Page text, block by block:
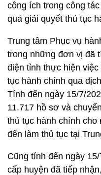
công ích trong công
quả giải quyết thủ tục
Trung tâm Phục vụ
trong những đơn vị đã
điện tỉnh thực hiện
tục hành chính qua
Tính đến ngày 15/7/
11.717 hồ sơ và
thủ tục hành chính
đến làm thủ tục tại
Cũng tính đến ngày
cấp huyện đã tiếp